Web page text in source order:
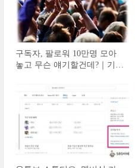
구독자, 팔로워 10만명 모아
놓고 무슨 얘기할건데?｜기호